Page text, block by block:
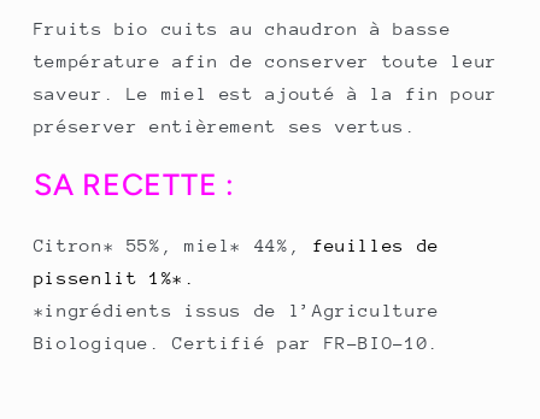
Fruits bio cuits au chaudron à basse
température afin de conserver toute leur
saveur. Le miel est ajouté à la fin pour
préserver entièrement ses vertus.
SA RECETTE :
Citron* 55%, miel* 44%,
feuilles de
pissenlit 1%*.
*ingrédients issus de l’Agriculture
Biologique. Certifié par FR-BIO-10.